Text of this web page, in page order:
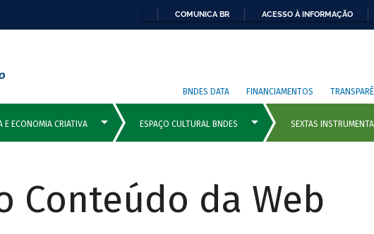
COMUNICA BR ACESSO À INFORMAÇÃO
BNDES DATA FINANCIAMENTOS
Conteúdo da Web